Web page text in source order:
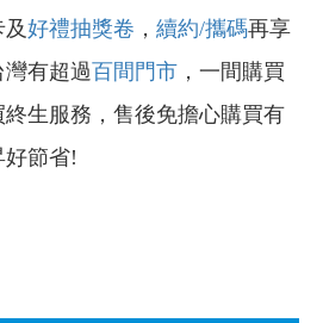
好禮抽獎卷 ， 續約/攜碼再享
有超過百間門市 ，一間購買
生服務，售後免擔心購買有
節省!